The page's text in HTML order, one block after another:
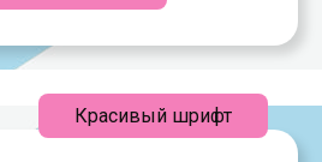
Красивый шрифт